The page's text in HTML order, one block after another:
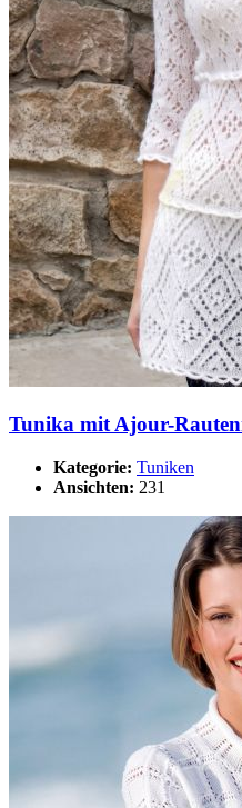
Tunika mit Ajour-
Kategorie: Tuniken
Ansichten: 231